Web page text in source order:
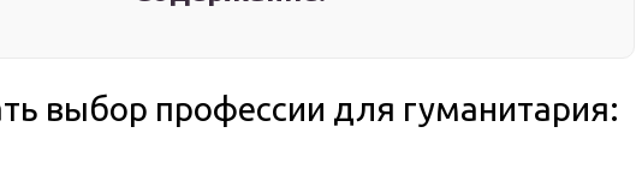
выбор профессии для гуманитария: